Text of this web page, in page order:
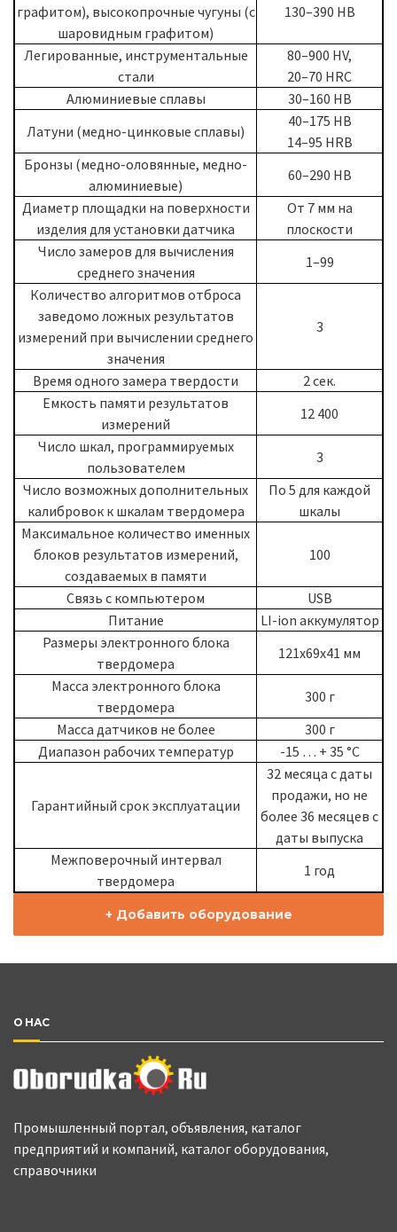
графитом), высокопрочные чугуны (с
шаровидным графитом)
130–390 HB
Легированные, инструментальные
стали
80–900 HV,
20–70 HRC
Алюминиевые сплавы
30–160 HB
Латуни (медно-цинковые сплавы)
40–175 HB
14–95 HRB
Бронзы (медно-оловянные, медно-
алюминиевые)
60–290 HB
Диаметр площадки на поверхности
изделия для установки датчика
От 7 мм на
плоскости
Число замеров для вычисления
среднего значения
1–99
Количество алгоритмов отброса
заведомо ложных результатов
измерений при вычислении среднего
значения
3
Время одного замера твердости
2 сек.
Емкость памяти результатов
измерений
12 400
Число шкал, программируемых
пользователем
3
Число возможных дополнительных
калибровок к шкалам твердомера
По 5 для каждой
шкалы
Максимальное количество именных
блоков результатов измерений,
создаваемых в памяти
100
Связь с компьютером
USB
Питание
LI-ion аккумулятор
Размеры электронного блока
твердомера
121x69x41 мм
Масса электронного блока
твердомера
300 г
Масса датчиков не более
300 г
Диапазон рабочих температур
-15 … + 35 °С
Гарантийный срок эксплуатации
32 месяца с даты
продажи, но не
более 36 месяцев с
даты выпуска
Межповерочный интервал
твердомера
1 год
+ Добавить оборудование
О НАС
Промышленный портал, объявления, каталог
предприятий и компаний, каталог оборудования,
справочники